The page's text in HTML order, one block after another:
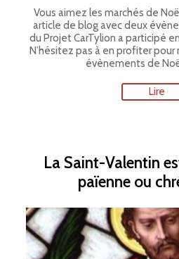
Vous aimez les marchés de
article de blog avec deux
du Projet CarTylion a participé
N’hésitez pas à en profiter
évènements de
Lire
La Saint-Valentin
païenne ou